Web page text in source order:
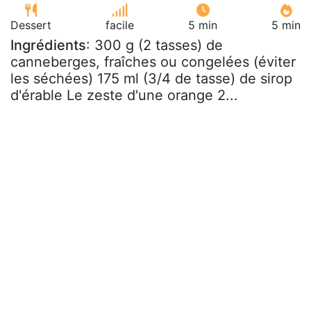
Dessert facile 5 min 5 min
Ingrédients: 300 g (2 tasses) de
canneberges, fraîches ou congelées (éviter
les séchées) 175 ml (3/4 de tasse) de sirop
d'érable Le zeste d'une orange 2...